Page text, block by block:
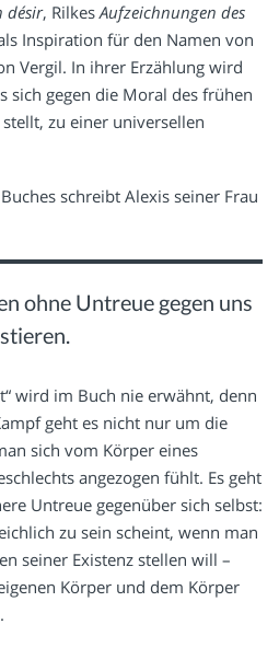
désir, RilkesAufzeichnungen des
Inspiration für den Namen von
Vergil. In ihrer Erzählung wird
sich gegen die Moral des frühen
zu einer universellen
schreibt Alexis seiner Frau
ohne Untreue gegen uns
wird im Buch nie erwähnt, denn
geht es nicht nur um die
sich vom Körper eines
angezogen fühlt. Es geht
Untreue gegenüber sich selbst:
zu sein scheint, wenn man
seiner Existenz stellen will –
Körper und dem Körper